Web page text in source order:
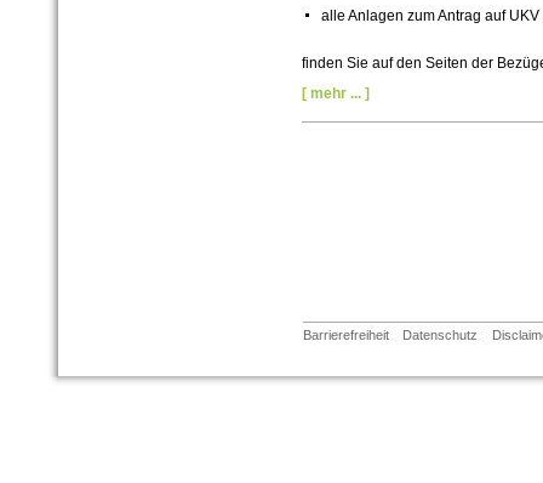
alle Anlagen zum Antrag auf UKV
finden Sie auf den Seiten der
[ mehr ... ]
Barrierefreiheit Datenschutz